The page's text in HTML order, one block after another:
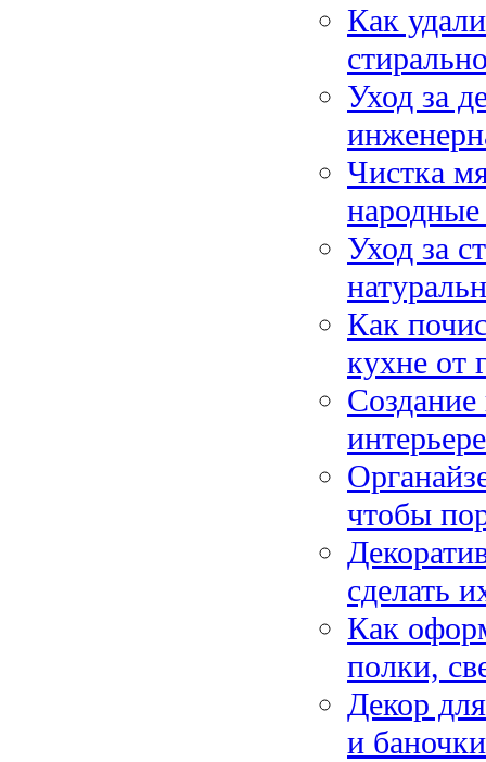
Как
Уход за
Чистка
Уход за
Как
кухне от
чтобы
сделать
Как
полки,
Декор
и